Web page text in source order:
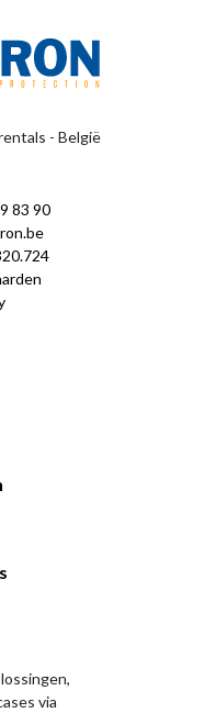
- België
83 90
via